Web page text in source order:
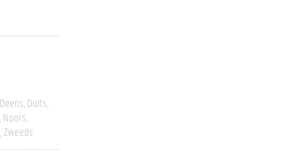
Deens Duits
Noors
Zweeds